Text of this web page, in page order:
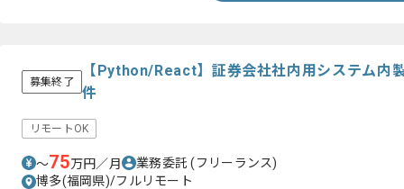
募集終了
【Python/React】証券会社社内用システム内
件
リモートOK
〜75万円／月 業務委託(フリーランス)
博多(福岡県)/フルリモート